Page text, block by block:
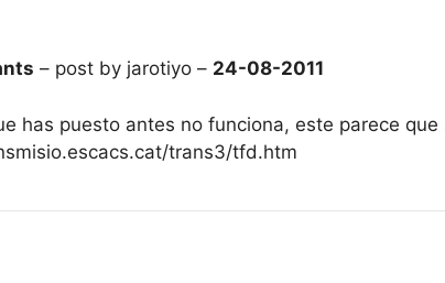
– post by jarotiyo – 24-08-2011
has puesto antes no funciona, este parece que
trans3/tfd.htm